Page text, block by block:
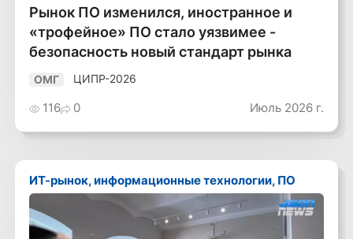
Рынок ПО изменился, иностранное и
«трофейное» ПО стало уязвимее -
безопасность новый стандарт рынка
ОМГ ЦИПР-2026
116 0 Июль 2026 г.
ИТ-рынок, информационные технологии, ПО